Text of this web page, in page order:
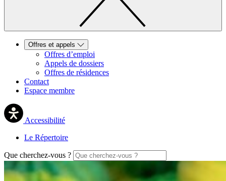
Offres et appels
Offres d’emploi
Appels de dossiers
Offres de résidences
Contact
Espace membre
Accessibilité
Le Répertoire
Que cherchez-vous ?